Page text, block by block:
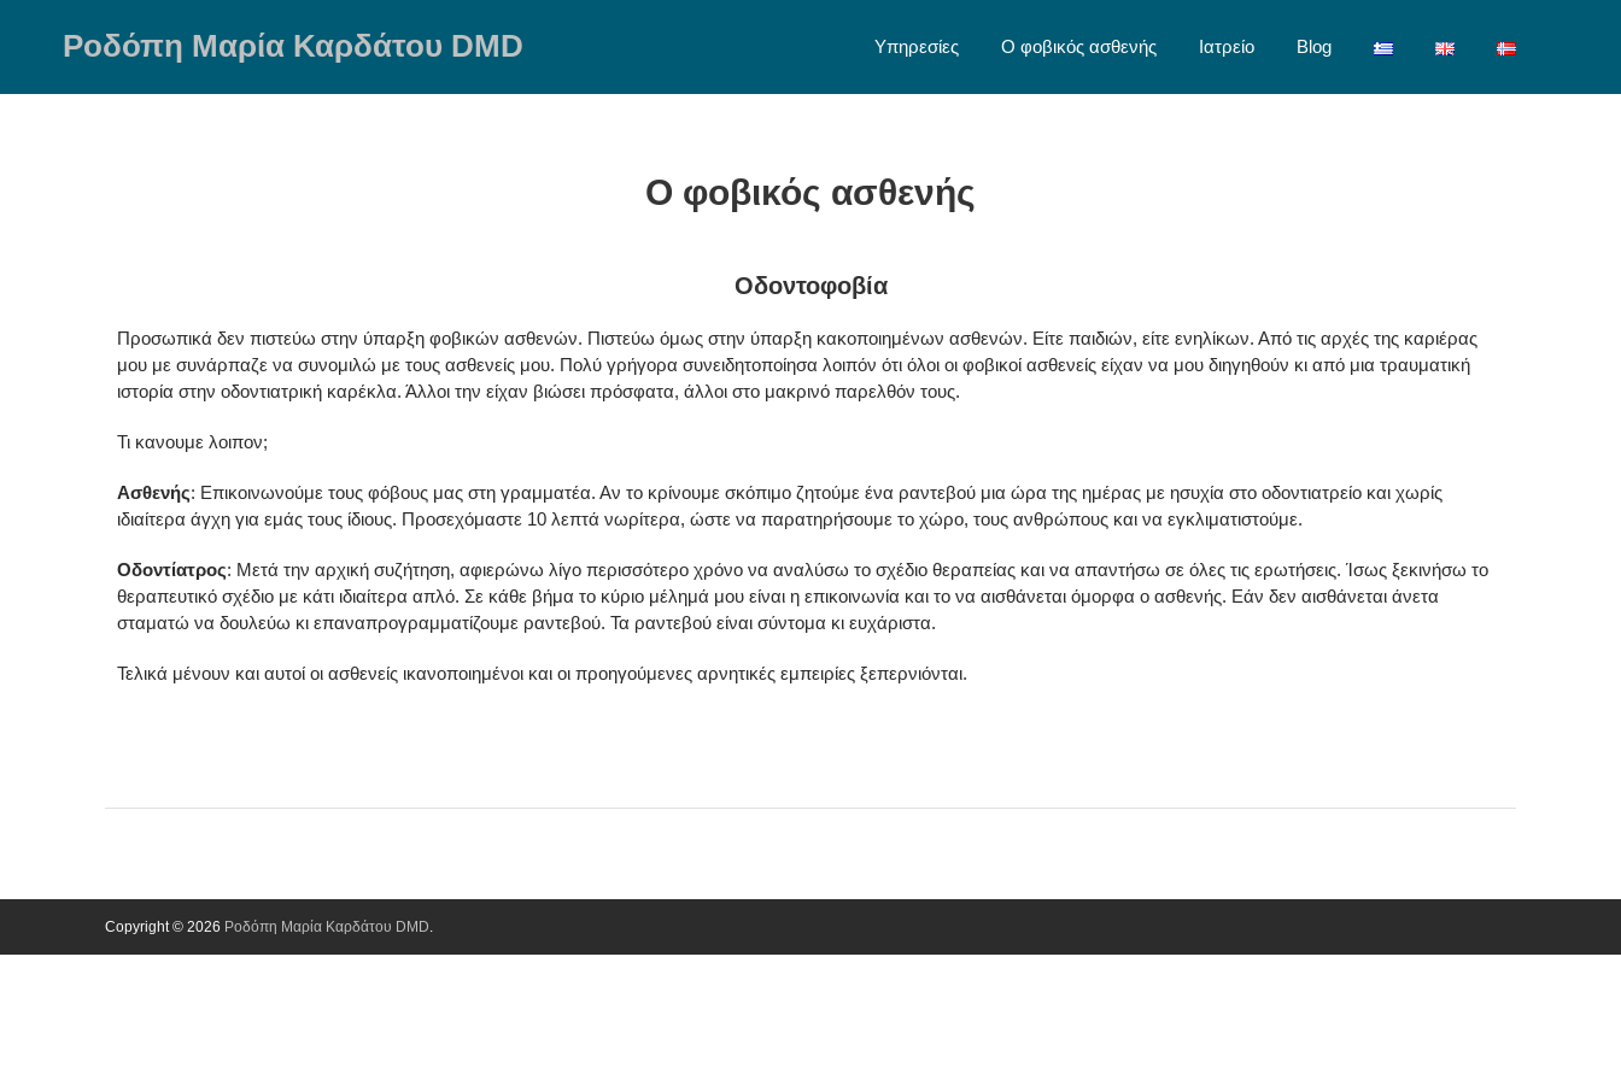
Ροδόπη Μαρία Καρδάτου DMD Υπηρεσίες Ο φοβικός ασθενής Ιατρείο Blog
Ο φοβικός ασθενής
Οδοντοφοβία
Προσωπικά δεν πιστεύω στην ύπαρξη φοβικών ασθενών. Πιστεύω όμως στην ύπαρξη κακοποιημένων ασθενών. Είτε παιδιών, είτε ενηλίκων. Από τις αρχές της καριέρας
μου με συνάρπαζε να συνομιλώ με τους ασθενείς μου. Πολύ γρήγορα συνειδητοποίησα λοιπόν ότι όλοι οι φοβικοί ασθενείς είχαν να μου διηγηθούν κι από μια τραυματική
ιστορία στην οδοντιατρική καρέκλα. Άλλοι την είχαν βιώσει πρόσφατα, άλλοι στο μακρινό παρελθόν τους.
Τι κανουμε λοιπον;
Ασθενής: Επικοινωνούμε τους φόβους μας στη γραμματέα. Αν το κρίνουμε σκόπιμο ζητούμε ένα ραντεβού μια ώρα της ημέρας με ησυχία στο οδοντιατρείο και χωρίς
ιδιαίτερα άγχη για εμάς τους ίδιους. Προσεχόμαστε 10 λεπτά νωρίτερα, ώστε να παρατηρήσουμε το χώρο, τους ανθρώπους και να εγκλιματιστούμε.
Οδοντίατρος: Μετά την αρχική συζήτηση, αφιερώνω λίγο περισσότερο χρόνο να αναλύσω το σχέδιο θεραπείας και να απαντήσω σε όλες τις ερωτήσεις. Ίσως ξεκινήσω το
θεραπευτικό σχέδιο με κάτι ιδιαίτερα απλό. Σε κάθε βήμα το κύριο μέλημά μου είναι η επικοινωνία και το να αισθάνεται όμορφα ο ασθενής. Εάν δεν αισθάνεται άνετα
σταματώ να δουλεύω κι επαναπρογραμματίζουμε ραντεβού. Τα ραντεβού είναι σύντομα κι ευχάριστα.
Τελικά μένουν και αυτοί οι ασθενείς ικανοποιημένοι και οι προηγούμενες αρνητικές εμπειρίες ξεπερνιόνται.
Copyright © 2026 Ροδόπη Μαρία Καρδάτου DMD.